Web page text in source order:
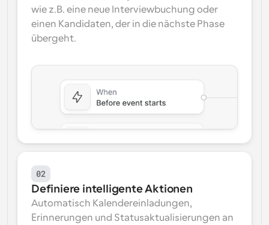
wie z.B. eine neue Interviewbuchung oder
einen Kandidaten, der in die nächste Phase
übergeht.
02
Definiere intelligente Aktionen
Automatisch Kalendereinladungen,
Erinnerungen und Statusaktualisierungen an